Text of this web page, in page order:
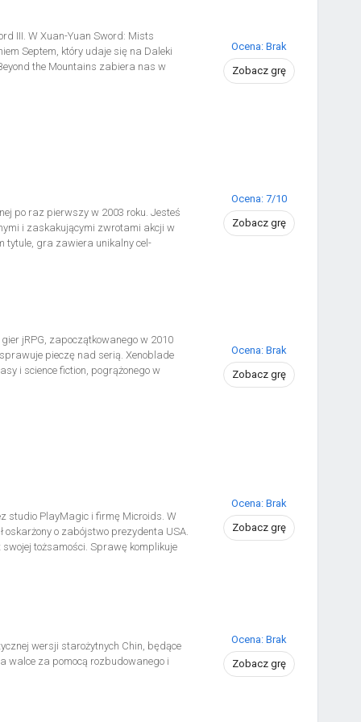
III. W Xuan-Yuan Sword: Mists
Septem, który udaje się na Daleki
the Mountains zabiera nas w
Ocena: Brak
Zobacz grę
po raz pierwszy w 2003 roku. Jesteś
i zaskakującymi zwrotami akcji w
tytule, gra zawiera unikalny cel-
że niczego nie pamiętasz. Jedyne
obojczyku i klucz do szafki. Mimo że
zawodowego wojownika. W
w zabójstwie prezydenta Stanów
miał miejsce w historii tego
Ocena: 7/10
Zobacz grę
jRPG, zapoczątkowanego w 2010
pieczę nad serią. Xenoblade
i science fiction, pogrążonego w
Ocena: Brak
Zobacz grę
studio PlayMagic i firmę Microids. W
oskarżony o zabójstwo prezydenta USA.
tożsamości. Sprawę komplikuje
Ocena: Brak
Zobacz grę
wersji starożytnych Chin, będące
walce za pomocą rozbudowanego i
Ocena: Brak
Zobacz grę